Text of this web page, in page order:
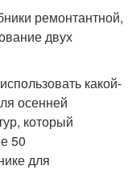
ремонтантной,
двух
какой-
осенней
который
50
для